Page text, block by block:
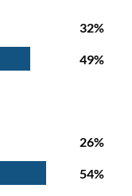
32%
49%
26%
54%